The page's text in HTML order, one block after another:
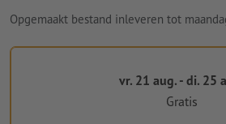
Opgemaakt bestand inleveren tot
vr. 21 aug. - di. 25
Gratis